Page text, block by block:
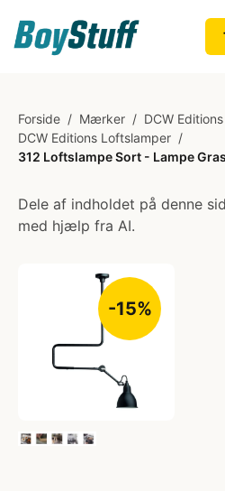
Forside / Mærker / DCW Editions
DCW Editions Loftslamper /
312 Loftslampe Sort - Lampe Gras
Dele af indholdet på denne
med hjælp fra AI.
-15%